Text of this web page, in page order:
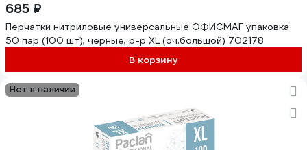
685 ₽
Перчатки нитриловые универсальные ОФИСМАГ упаковка
50 пар (100 шт), черные, р-р XL (оч.большой) 702178
В корзину
Нет в наличии